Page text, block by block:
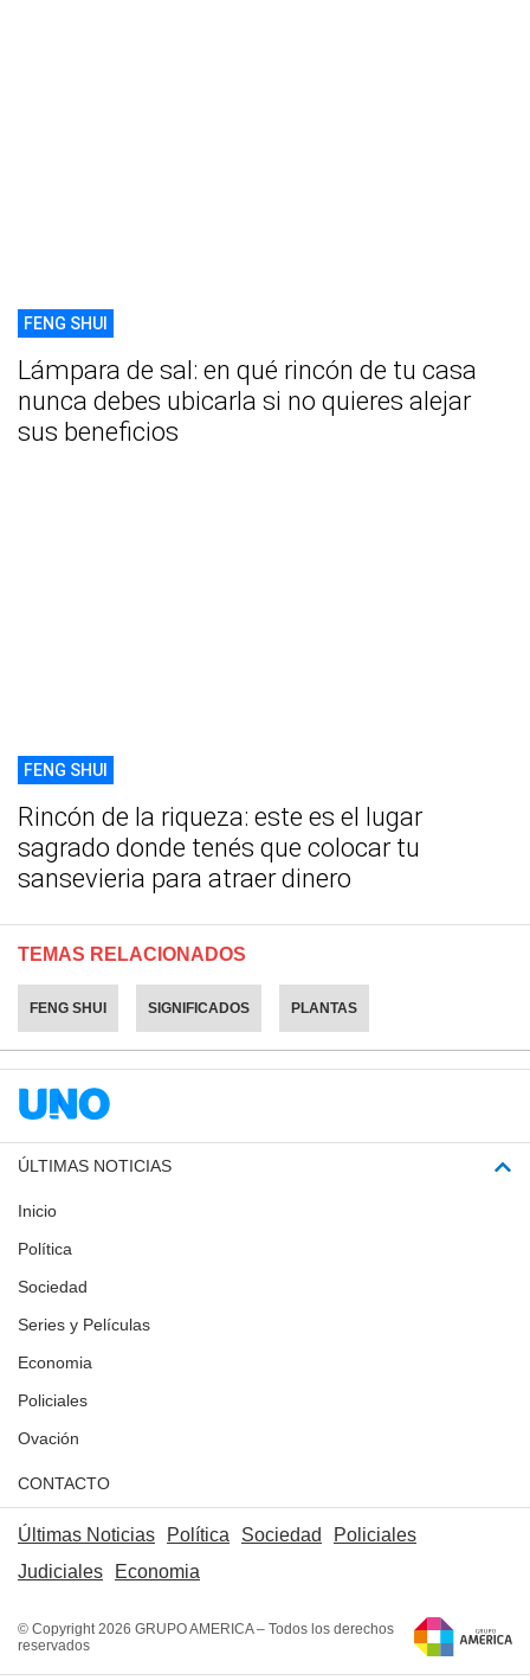
FENG SHUI
Lámpara de sal: en qué rincón de tu casa
nunca debes ubicarla si no quieres alejar
sus beneficios
FENG SHUI
Rincón de la riqueza: este es el lugar
sagrado donde tenés que colocar tu
sansevieria para atraer dinero
TEMAS RELACIONADOS
FENG SHUI SIGNIFICADOS PLANTAS
ÚLTIMAS NOTICIAS
Inicio
Política
Sociedad
Series y Películas
Economia
Policiales
Ovación
CONTACTO
Últimas Noticias Política Sociedad
Policiales
Judiciales
Economia
© Copyright 2026 GRUPO AMERICA – Todos los derechos
reservados